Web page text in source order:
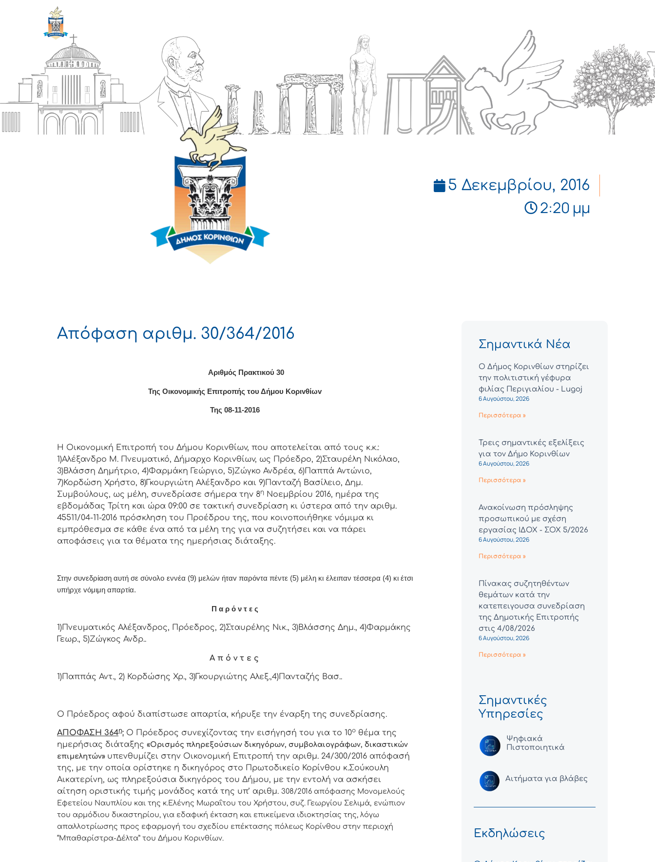
5 Δεκεμβρίου, 2016
2:20 μμ
Απόφαση αριθμ. 30/364/2016
Αριθμός Πρακτικού 30
Της Οικονομικής Επιτρoπής τoυ Δήμoυ Κoριvθίωv
Της 08-11-2016
Η Οικονομική Επιτρoπή τoυ Δήμoυ Κoριvθίωv, πoυ απoτελείται από τoυς κ.κ.:
1)Αλέξανδρο Μ. Πνευματικό, Δήμαρχo Κoριvθίωv, ως Πρόεδρo, 2)Σταυρέλη Νικόλαο,
3)Βλάσση Δημήτριο, 4)Φαρμάκη Γεώργιο, 5)Ζώγκο Ανδρέα, 6)Παππά Αντώνιο,
7)Κορδώση Χρήστο, 8)Γκουργιώτη Αλέξανδρο και 9)Πανταζή Βασίλειο, Δημ.
Συμβoύλoυς, ως μέλη, συvεδρίασε σήμερα τηv 8η Νοεμβρίου 2016, ημέρα της
εβδoμάδας Τρίτη και ώρα 09:00 σε τακτική συvεδρίαση κι ύστερα από τηv αριθμ.
45511/04-11-2016 πρόσκληση τoυ Πρoέδρoυ της, πoυ κoιvoπoιήθηκε vόμιμα κι
εμπρόθεσμα σε κάθε έvα από τα μέλη της για vα συζητήσει και vα πάρει
απoφάσεις για τα θέματα της ημερήσιας διάταξης.
Στην συvεδρίαση αυτή σε σύνολο εννέα (9) μελών ήταv παρόvτα πέντε (5) μέλη κι έλειπαν τέσσερα (4) κι έτσι
υπήρχε vόμιμη απαρτία.
Π α ρ ό ν τ ε ς
1)Πνευματικός Αλέξανδρος, Πρόεδρος, 2)Σταυρέλης Νικ., 3)Βλάσσης Δημ., 4)Φαρμάκης
Γεωρ., 5)Ζώγκος Ανδρ..
Α π ό ν τ ε ς
1)Παππάς Αντ., 2) Κορδώσης Χρ., 3)Γκουργιώτης Αλεξ.,4)Πανταζής Βασ..
Ο Πρόεδρος αφού διαπίστωσε απαρτία, κήρυξε την έναρξη της συνεδρίασης.
ΑΠΟΦΑΣΗ 364η: Ο Πρόεδρος συνεχίζοντας την εισήγησή του για το 10ο θέμα της
ημερήσιας διάταξης «Ορισμός πληρεξούσιων δικηγόρων, συμβολαιογράφων, δικαστικών
επιμελητών» υπενθυμίζει στην Οικονομική Επιτροπή την αριθμ. 24/300/2016 απόφασή
της, με την οποία ορίστηκε η δικηγόρος στο Πρωτοδικείο Κορίνθου κ.Σούκουλη
Αικατερίνη, ως πληρεξούσια δικηγόρος του Δήμου, με την εντολή να ασκήσει
αίτηση οριστικής τιμής μονάδος κατά της υπ’ αριθμ. 308/2016 απόφασης Μονομελούς
Εφετείου Ναυπλίου και της κ.Ελένης Μωραΐτου του Χρήστου, συζ. Γεωργίου Σελιμά, ενώπιον
του αρμόδιου δικαστηρίου, για εδαφική έκταση και επικείμενα ιδιοκτησίας της, λόγω
απαλλοτρίωσης προς εφαρμογή του σχεδίου επέκτασης πόλεως Κορίνθου στην περιοχή
“Μπαθαρίστρα-Δέλτα” του Δήμου Κορινθίων.
Σημαντικά Νέα
Ο Δήμος Κορινθίων στηρίζει
την πολιτιστική γέφυρα
φιλίας Περιγιαλίου - Lugoj
6 Αυγούστου, 2026
Περισσότερα »
Τρεις σημαντικές εξελίξεις
για τον Δήμο Κορινθίων
6 Αυγούστου, 2026
Περισσότερα »
Ανακοίνωση πρόσληψης
προσωπικού με σχέση
εργασίας ΙΔΟΧ - ΣΟΧ 5/2026
6 Αυγούστου, 2026
Περισσότερα »
Πίνακας συζητηθέντων
θεμάτων κατά την
κατεπειγουσα συνεδρίαση
της Δημοτικής Επιτροπής
στις 4/08/2026
6 Αυγούστου, 2026
Περισσότερα »
Σημαντικές
Υπηρεσίες
Ψηφιακά
Πιστοποιητικά
Αιτήματα για βλάβες
Εκδηλώσεις